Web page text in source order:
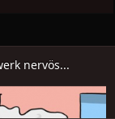
nervös...